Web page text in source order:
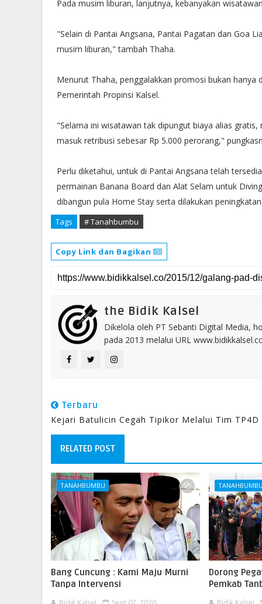
Pada musim liburan, lanjutnya, kebanyakan
"Selain di Pantai Angsana, Pantai Pagatan dan Goa
musim liburan," tambah Thaha.
Menurut Thaha, penggalakkan promosi bukan
Pemerintah Propinsi Kalsel.
"Selama ini wisatawan tak dipungut biaya alias
masuk retribusi sebesar Rp 5.000 perorang,"
Perlu diketahui, untuk di Pantai Angsana telah
permainan Banana Board dan Alat Selam untuk
dibangun pula Home Stay serta dilakukan
Tags # Tanahbumbu
Copy Link dan Bagikan
the Bidik Kalsel
Dikelola oleh PT Sebanti Digital Media,
pada 2013 melalui URL
Terbaru
Kejari Batulicin Cegah Tipikor Melalui Tim TP4D
RELATED POST
TANAHBUMBU
Bang Cuncung : Kami Maju Murni
Tanpa Intervensi
TANAHBUMBU
Dorong
Pemkab